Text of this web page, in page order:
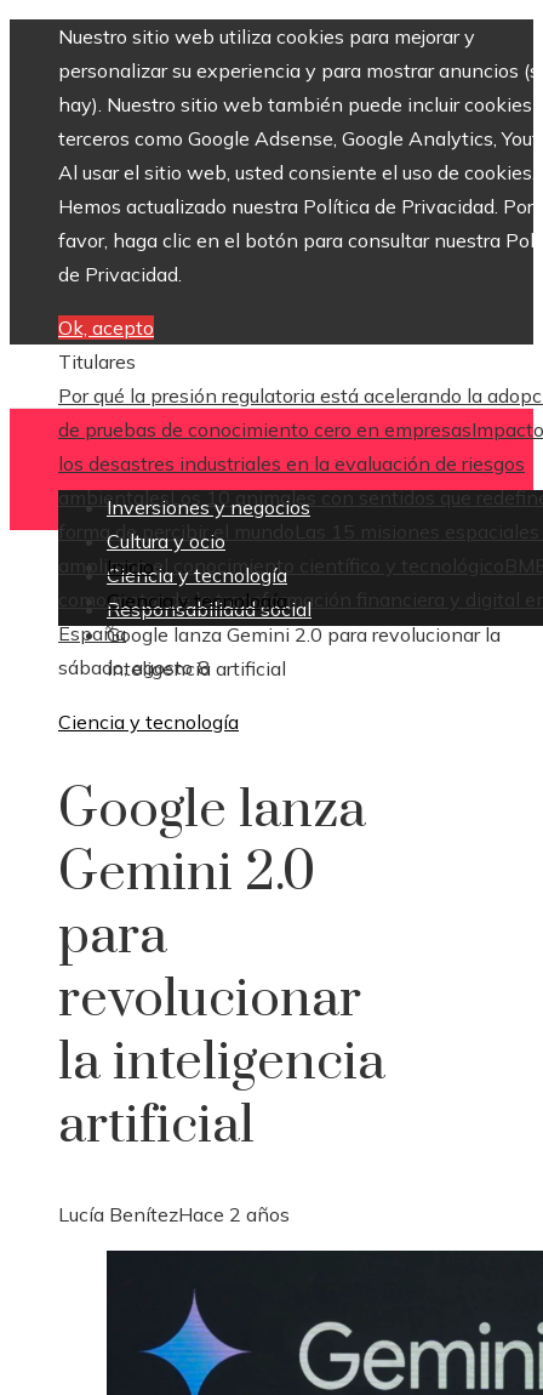
Nuestro sitio web utiliza cookies para mejorar y
personalizar su experiencia y para mostrar anuncios
hay). Nuestro sitio web también puede incluir cookies
terceros como Google Adsense, Google Analytics,
Al usar el sitio web, usted consiente el uso de cookies.
Hemos actualizado nuestra Política de Privacidad. Por
favor, haga clic en el botón para consultar nuestra
de Privacidad.
Ok, acepto
Titulares
Por qué la presión regulatoria está acelerando la
de pruebas de conocimiento cero en empresas
los desastres industriales en la evaluación de riesgos
ambientalesLos 10 animales con sentidos que
forma de percibir el mundo Las 15 misiones espaciales
ampliaron el conocimiento científico y tecnológico
como motor de la transformación financiera y digital
España
sábado, agosto 8
Inversiones y negocios
Cultura y ocio
Ciencia y tecnología
Responsabilidad social
Inicio
Ciencia y tecnología
Google lanza Gemini 2.0 para revolucionar la
inteligencia artificial
Ciencia y tecnología
Google lanza
Gemini 2.0
para
revolucionar
la inteligencia
artificial
Lucía BenítezHace 2 años